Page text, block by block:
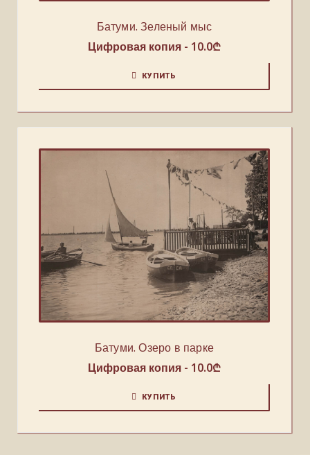
Батуми. Зеленый мыс
Цифровая копия - 10.0₾
КУПИТЬ
Батуми. Озеро в парке
Цифровая копия - 10.0₾
КУПИТЬ